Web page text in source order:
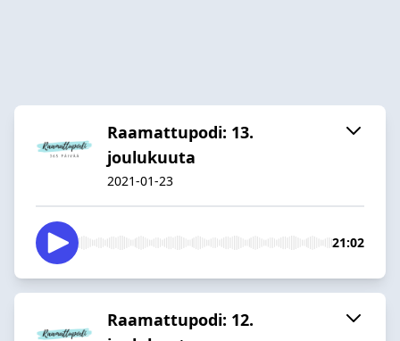
Raamattupodi: 13.
joulukuuta
2021-01-23
21:02
Raamattupodi: 12.